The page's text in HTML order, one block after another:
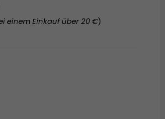
einem Einkauf über 20 €)